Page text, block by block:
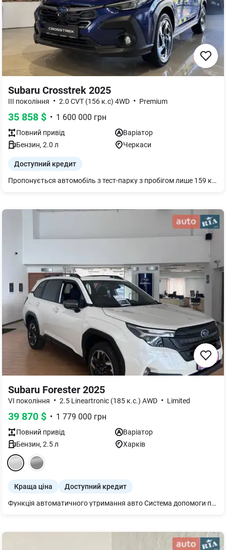
Subaru Crosstrek 2025
III покоління • 2.0 CVT (156 к.с) 4WD • Premium
35 858 $ • 1 600 000 грн
Повний привід
Варіатор
Бензин, 2.0 л Черкаси
Доступний кредит
Пропонується автомобіль з тест-парку з пробігом лише 159 км. Перша реєстрація ще не проводилась. Автомобіль у відмінному технічному та візуальному стані, доглянутий та готовий до використання.
Subaru Forester 2025
VI покоління • 2.5 Lineartronic (185 к.с.) AWD • Limited
39 870 $ • 1 779 000 грн
Повний привід
Варіатор
Бензин, 2.5л Харків
Краща ціна Доступний кредит
Функція автоматичного утримання авто Система допомоги при екстренному гальмуванні Система моніторингу водія Система автоматичного гальмування під час руху заднім ходом Система виявлення перешкод позаду та по боках авто Система автоматичного передаварійного гальмування Попередження про перетинання дорожньої розмітки Адаптивний круїз-контроль Система центрування та утримання в смузі Система допомоги при ст арті на підйомі Система курсової стійкості Функція виявлення аномального стану водія Фронтальні подушки безпеки Бокові подушки безпеки Шторки безпеки Подушка безпеки для захисту колін водія Подушка безпеки в подушці сидіння переднього пасажира